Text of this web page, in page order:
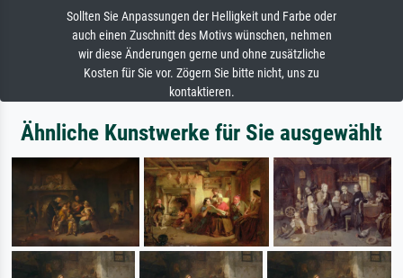
Sollten Sie Anpassungen der Helligkeit und Farbe oder
auch einen Zuschnitt des Motivs wünschen, nehmen
wir diese Änderungen gerne und ohne zusätzliche
Kosten für Sie vor. Zögern Sie bitte nicht, uns zu
kontaktieren.
Ähnliche Kunstwerke für Sie ausgewählt